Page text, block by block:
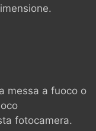
messa a fuoco o
fotocamera.